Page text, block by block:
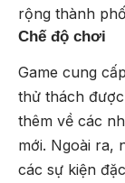
rộng thành
Chế độ chơi
Game cung
thử thách
thêm về các
mới. Ngoài ra,
các sự kiện